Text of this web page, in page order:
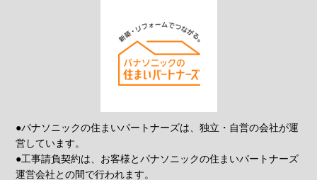
●パナソニックの住まいパートナーズは、独立・自営の会社が運
営しています。
●工事請負契約は、お客様とパナソニックの住まいパートナーズ
運営会社との間で行われます。